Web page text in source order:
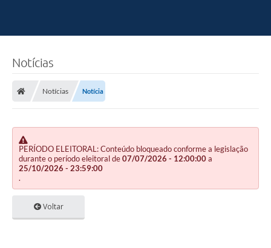
Notícias
Notícias Notícia
PERÍODO ELEITORAL: Conteúdo bloqueado conforme a legislação
durante o período eleitoral de07/07/2026 - 12:00:00a
25/10/2026 - 23:59:00
.
Voltar